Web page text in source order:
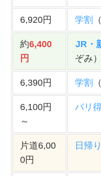
6,920円 学割
約6,400
円
JR・
ぞみ）
6,390円 学割
6,100円
～
バリ
片道6,00
0円
日帰